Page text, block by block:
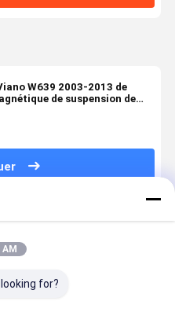
W639 2003-2013 de
de suspension de
AM
for?